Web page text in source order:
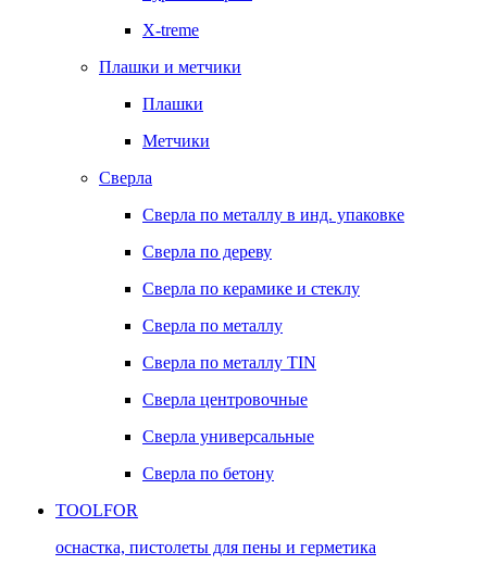
X-treme
Плашки и метчики
Плашки
Метчики
Сверла
Сверла по металлу в инд. упаковке
Сверла по дереву
Сверла по керамике и стеклу
Сверла по металлу
Сверла по металлу TIN
Сверла центровочные
Сверла универсальные
Сверла по бетону
TOOLFOR
оснастка, пистолеты для пены и герметика